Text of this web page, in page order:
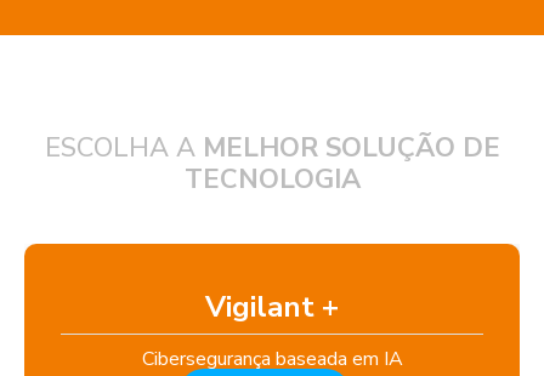
ESCOLHA A MELHOR SOLUÇÃO DE
TECNOLOGIA
Vigilant +
Cibersegurança baseada em IA